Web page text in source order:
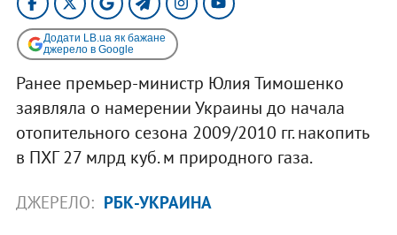
Додати LB.ua як бажане
джерело в Google
Ранее премьер-министр Юлия Тимошенко
заявляла о намерении Украины до начала
отопительного сезона 2009/2010 гг. накопить
в ПХГ 27 млрд куб. м природного газа.
ДЖЕРЕЛО: РБК-УКРАИНА